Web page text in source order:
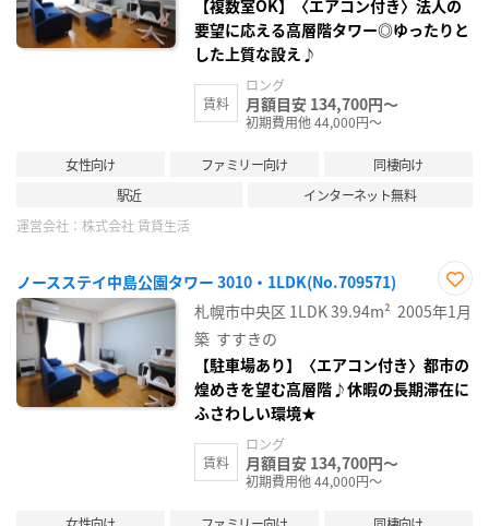
【複数室OK】〈エアコン付き〉法人の
要望に応える高層階タワー◎ゆったりと
した上質な設え♪
賃料
ロング
月額目安 134,700円～
初期費用他 44,000円～
女性向け ファミリー向け
同棲向け
駅近
インターネット無料
運営会社： 株式会社 賃貸生活
ノースステイ中島公園タワー 3010・1LDK(No.709571)
お気
に入
札幌市中央区 1LDK39.94m² 2005年1月
築 すすきの
【駐車場あり】〈エアコン付き〉都市の
煌めきを望む高層階♪休暇の長期滞在に
ふさわしい環境★
賃料
ロング
月額目安 134,700円～
初期費用他 44,000円～